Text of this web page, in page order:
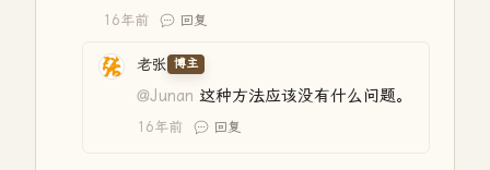
16年前 回复
老张 博主
@Junan 这种方法应该没有什么问题。
16年前 回复